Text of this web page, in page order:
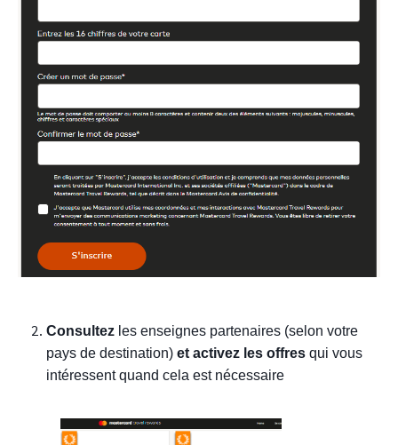
Consultez les enseignes partenaires (selon votre
pays de destination) et activez les offres qui vous
intéressent quand cela est nécessaire